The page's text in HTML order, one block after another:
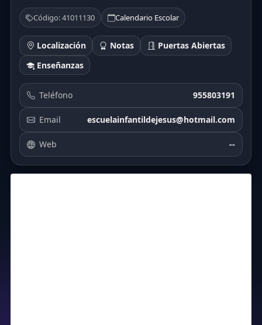
Código: 41011130 Calendario Escolar
Localización Notas
Puertas Abiertas
Enseñanzas
Teléfono 955803191
Email escuelainfantildejesus@hotmail.com
Web --